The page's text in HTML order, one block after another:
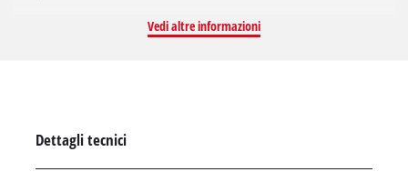
pressione dei pneumatici? Pulire la panca da lavoro o
raccordo a sgancio rapido da 1/4 pollice e un manicotto di
Vedi altre informazioni
Dettagli tecnici